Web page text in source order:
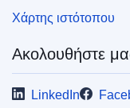
Χάρτης ιστότοπου
Ακολουθήστε
LinkedIn